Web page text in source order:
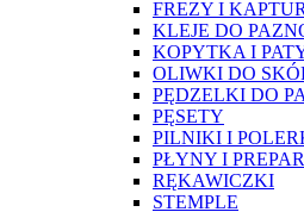
FREZY I
KLEJE DO
KOPYTKA I
OLIWKI DO
PĘDZELKI DO
PĘSETY
PILNIKI I
PŁYNY I
RĘKAWICZKI
STEMPLE